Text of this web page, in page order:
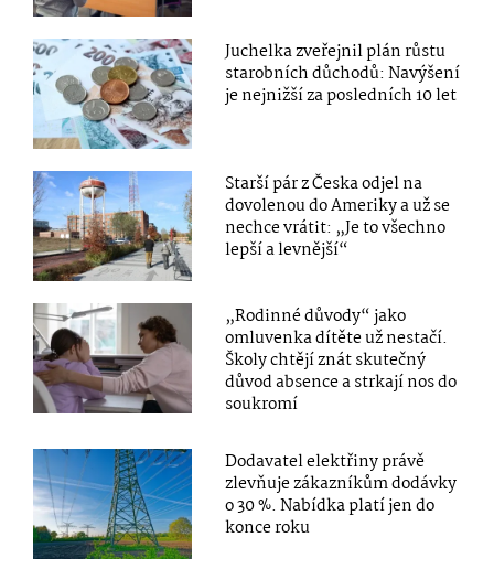
Juchelka zveřejnil plán růstu
starobních důchodů: Navýšení
je nejnižší za posledních 10 let
Starší pár z Česka odjel na
dovolenou do Ameriky a už se
nechce vrátit: „Je to všechno
lepší a levnější“
„Rodinné důvody“ jako
omluvenka dítěte už nestačí.
Školy chtějí znát skutečný
důvod absence a strkají nos do
soukromí
Dodavatel elektřiny právě
zlevňuje zákazníkům dodávky
o 30 %. Nabídka platí jen do
konce roku